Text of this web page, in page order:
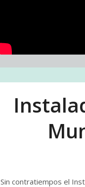
Sin contratiempos el